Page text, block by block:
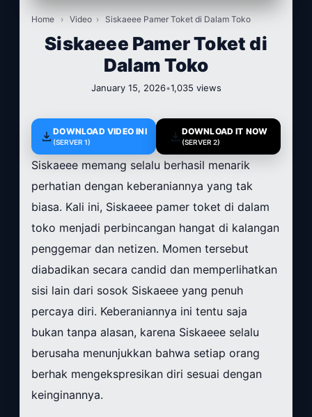
Home › Video › Siskaeee Pamer Toket di Dalam Toko
Siskaeee Pamer Toket di
Dalam Toko
January 15, 2026•1,035 views
DOWNLOAD VIDEO INI
(SERVER 1)
DOWNLOAD IT NOW
(SERVER 2)
Siskaeee memang selalu berhasil menarik
perhatian dengan keberaniannya yang tak
biasa. Kali ini, Siskaeee pamer toket di dalam
toko menjadi perbincangan hangat di kalangan
penggemar dan netizen. Momen tersebut
diabadikan secara candid dan memperlihatkan
sisi lain dari sosok Siskaeee yang penuh
percaya diri. Keberaniannya ini tentu saja
bukan tanpa alasan, karena Siskaeee selalu
berusaha menunjukkan bahwa setiap orang
berhak mengekspresikan diri sesuai dengan
keinginannya.